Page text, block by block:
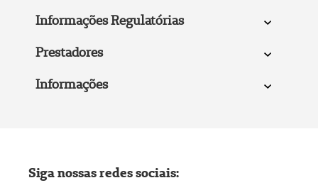
Informações Regulatórias
Prestadores
Informações
Siga nossas redes sociais: